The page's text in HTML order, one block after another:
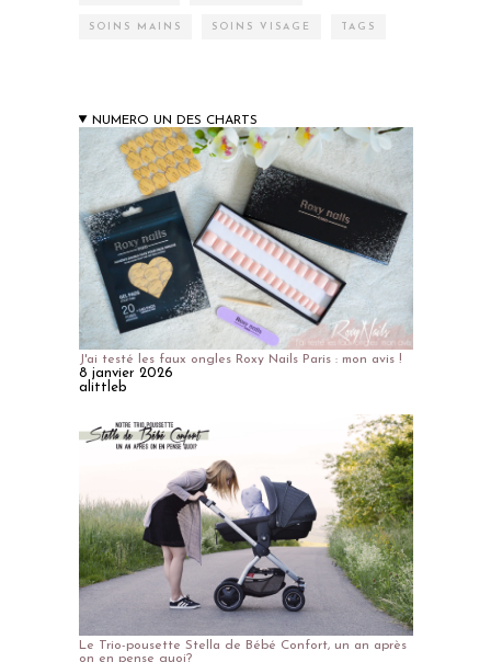
SOINS MAINS SOINS VISAGE TAGS
NUMERO UN DES CHARTS
J'ai testé les faux ongles Roxy Nails Paris : mon avis !
8 janvier 2026
alittleb
Le Trio-pousette Stella de Bébé Confort, un an après
on en pense quoi?